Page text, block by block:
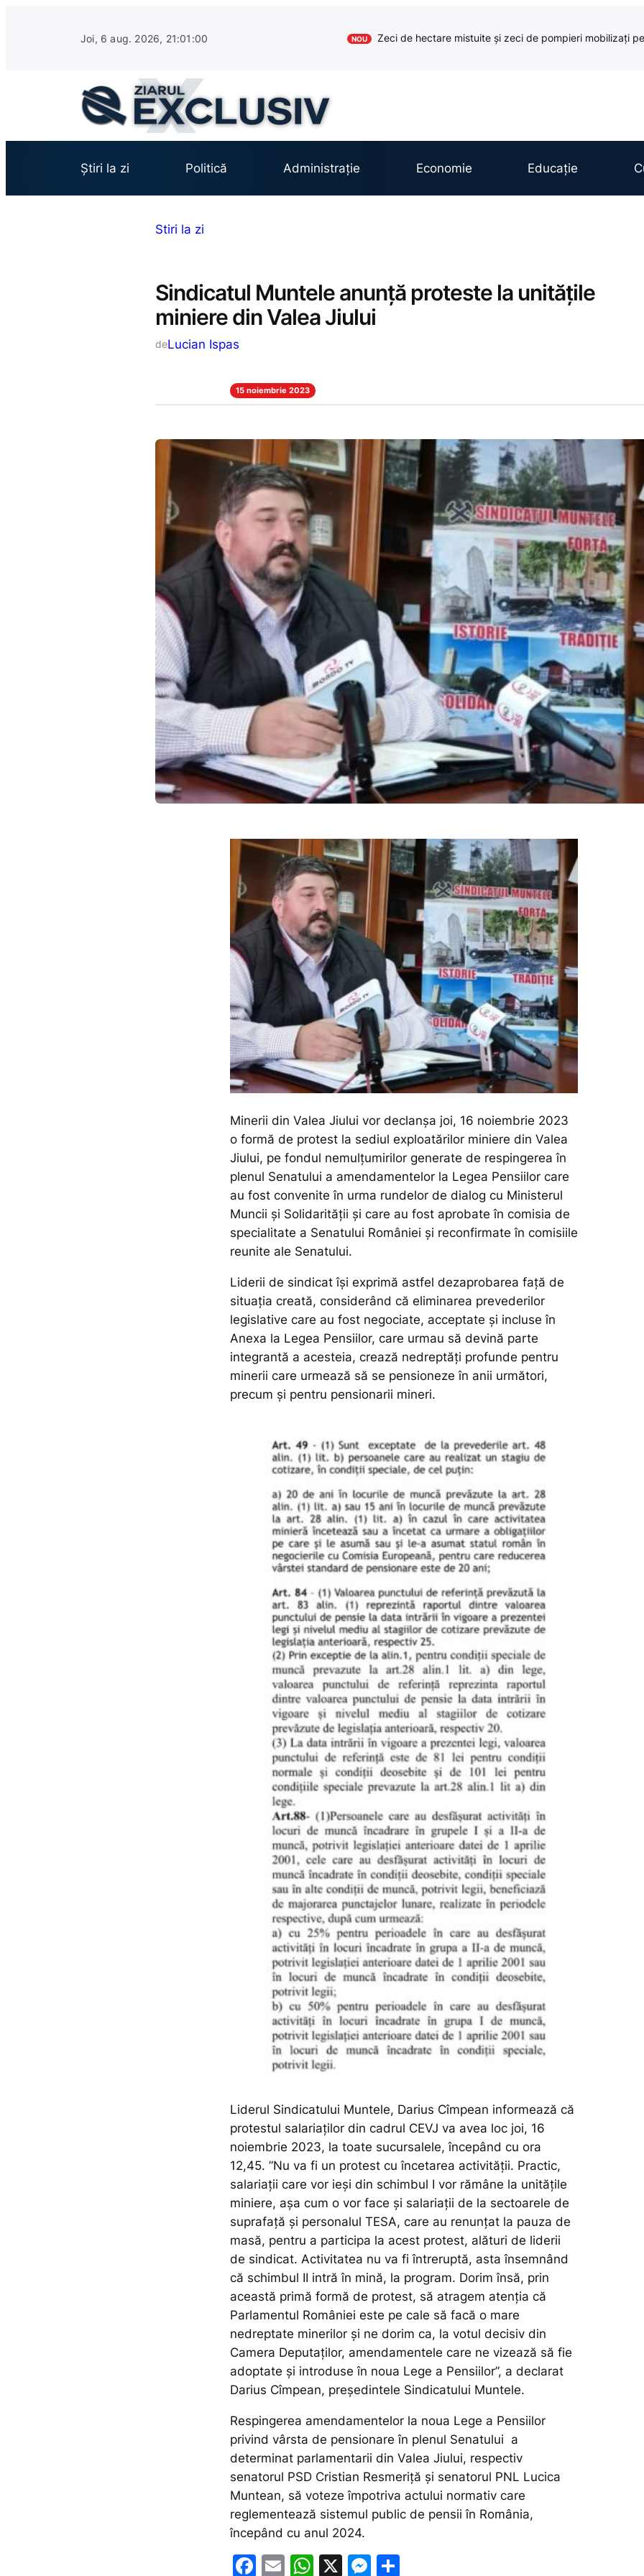
Joi, 6 aug. 2026, 21:01:01 NOU Zeci de hectare mistuite și zeci de pompieri mobilizați
Știri la zi Politică Administrație Economie Educație
Stiri la zi
Sindicatul Muntele anunță proteste la unitățile
miniere din Valea Jiului
deLucian Ispas
15 noiembrie 2023
Minerii din Valea Jiului vor declanșa joi, 16 noiembrie 2023
o formă de protest la sediul exploatărilor miniere din Valea
Jiului, pe fondul nemulțumirilor generate de respingerea în
plenul Senatului a amendamentelor la Legea Pensiilor care
au fost convenite în urma rundelor de dialog cu Ministerul
Muncii și Solidarității și care au fost aprobate în comisia de
specialitate a Senatului României și reconfirmate în comisiile
reunite ale Senatului.
Liderii de sindicat își exprimă astfel dezaprobarea față de
situația creată, considerând că eliminarea prevederilor
legislative care au fost negociate, acceptate și incluse în
Anexa la Legea Pensiilor, care urmau să devină parte
integrantă a acesteia, crează nedreptăți profunde pentru
minerii care urmează să se pensioneze în anii următori,
precum și pentru pensionarii mineri.
Liderul Sindicatului Muntele, Darius Cîmpean informează că
protestul salariaților din cadrul CEVJ va avea loc joi, 16
noiembrie 2023, la toate sucursalele, începând cu ora
12,45. ”Nu va fi un protest cu încetarea activității. Practic,
salariații care vor ieși din schimbul I vor rămâne la unitățile
miniere, așa cum o vor face și salariații de la sectoarele de
suprafață și personalul TESA, care au renunțat la pauza de
masă, pentru a participa la acest protest, alături de liderii
de sindicat. Activitatea nu va fi întreruptă, asta însemnând
că schimbul II intră în mină, la program. Dorim însă, prin
această primă formă de protest, să atragem atenția că
Parlamentul României este pe cale să facă o mare
nedreptate minerilor și ne dorim ca, la votul decisiv din
Camera Deputaților, amendamentele care ne vizează să fie
adoptate și introduse în noua Lege a Pensiilor”, a declarat
Darius Cîmpean, președintele Sindicatului Muntele.
Respingerea amendamentelor la noua Lege a Pensiilor
privind vârsta de pensionare în plenul Senatului a
determinat parlamentarii din Valea Jiului, respectiv
senatorul PSD Cristian Resmeriță și senatorul PNL Lucica
Muntean, să voteze împotriva actului normativ care
reglementează sistemul public de pensii în România,
începând cu anul 2024.
F
E
W X
M